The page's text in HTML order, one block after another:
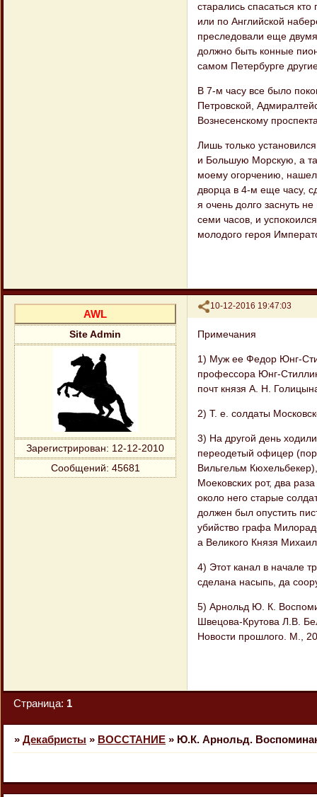
старались спасаться
или по Английской
преследовали еще
должно быть конные
самом Петербурге
В 7-м часу все было
Петровской,
Вознесенскому
Лишь только
и Большую Морскую, а
моему огорчению,
дворца в 4-м еще часу,
я очень долго заснуть
семи часов, и
молодого героя
Поделиться
10-12-2016 19:47:03
AWL
Site Admin
Зарегистрирован: 12-12-2010
Сообщений: 45681
Примечания
1) Муж ее Федор Юнг-
профессора Юнг-
почт князя А. Н.
2) Т. е. солдаты
3) На другой день
переодетый офицер
Вильгельм
Моековских рот, два
около него старые
должен был опустить
убийство графа
а Великого Князя
4) Этот канал в начале
сделана насыпь, да
5) Арнольд Ю. К.
Швецова-Крутова Л.В.
Новости прошлого. М.,
Страница: 1
» Декабристы » ВОССТАНИЕ » Ю.К. Арнольд.